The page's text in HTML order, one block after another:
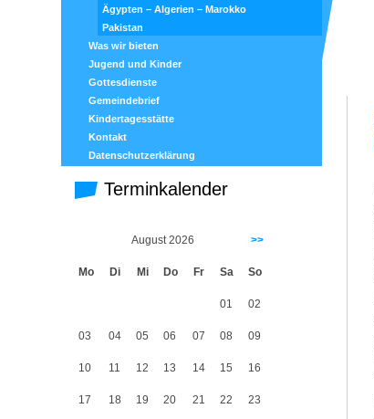
Ägypten – Algerien – Marokko
Pakistan
Was wir bieten
Jugend und Kinder
Gottesdienste
Gemeindebrief
Kindertagesstätte
Kontakt
Datenschutzerklärung
Terminkalender
August 2026 >>
Mo Di Mi Do Fr Sa So
01 02
03 04 05 06 07 08 09
10 11 12 13 14 15 16
17 18 19 20 21 22 23